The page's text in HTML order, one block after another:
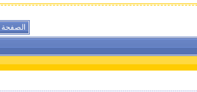
الصفحة 8 من 9